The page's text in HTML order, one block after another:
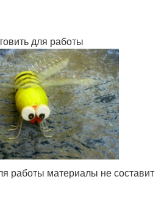
для работы
работы материалы не составит